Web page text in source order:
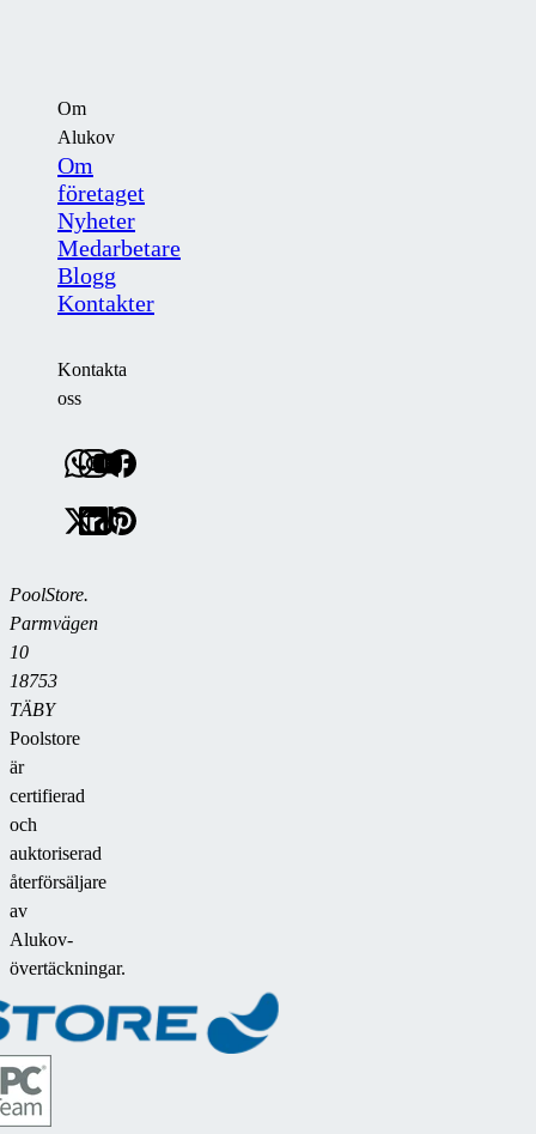
Om
Alukov
Om
företaget
Nyheter
Medarbetare
Blogg
Kontakter
Kontakta
oss
PoolStore.
Parmvägen
10
18753
TÄBY
Poolstore
är
certifierad
och
auktoriserad
återförsäljare
av
Alukov-
övertäckningar.